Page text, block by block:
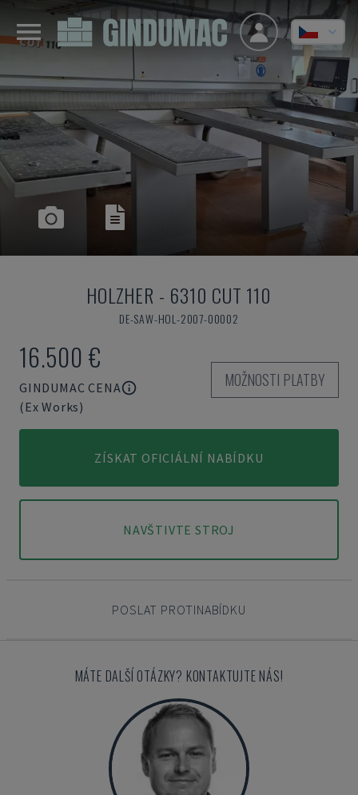
HOLZHER - 6310 CUT 110
DE-SAW-HOL-2007-00002
16.500 €
GINDUMAC CENA
(Ex Works)
MOŽNOSTI PLATBY
ZÍSKAT OFICIÁLNÍ NABÍDKU
NAVŠTIVTE STROJ
POSLAT PROTINABÍDKU
MÁTE DALŠÍ OTÁZKY? KONTAKTUJTE NÁS!